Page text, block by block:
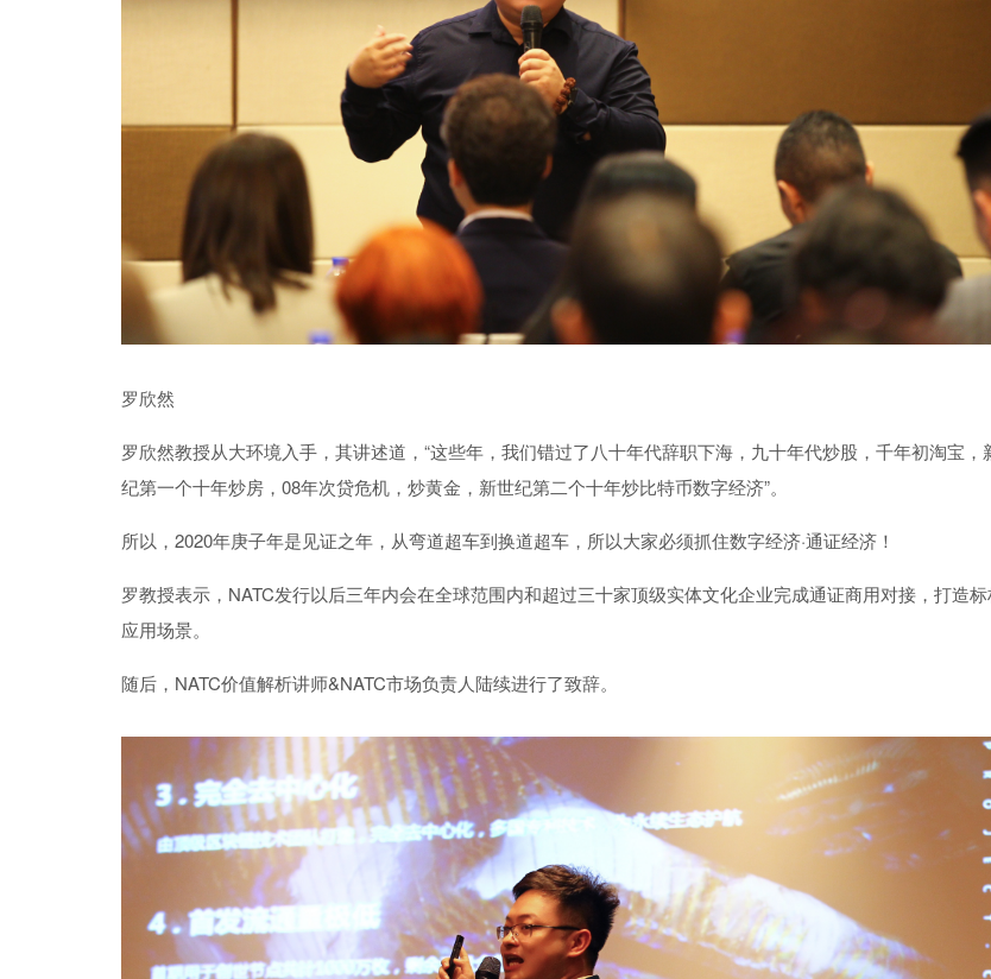
罗欣然
罗欣然教授从大环境入手，其讲述道，“这些年，我们错过了八十年代辞职下海，九十年代炒股，千年初淘宝，
纪第一个十年炒房，08年次贷危机，炒黄金，新世纪第二个十年炒比特币数字经济”。
所以，2020年庚子年是见证之年，从弯道超车到换道超车，所以大家必须抓住数字经济·通证经济！
罗教授表示， NATC发行以后三年内会在全球范围内和超过三十家顶级实体文化企业完成通证商用对接，打造
应用场景。
随后， NATC价值解析讲师&NATC市场负责人陆续进行了致辞。